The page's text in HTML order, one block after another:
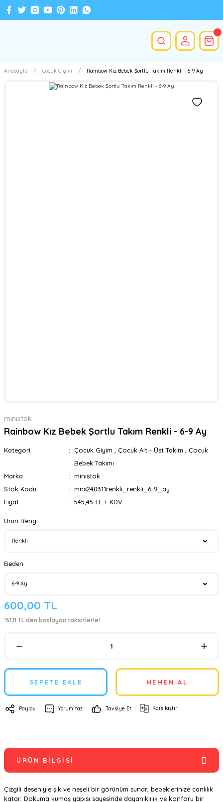
Anasayfa Çocuk Giyim Rainbow Kız Bebek Şortlu Takım Renkli - 6-9 Ay
ministok
Rainbow Kız Bebek Şortlu Takım Renkli - 6-9 Ay
Kategori Çocuk Giyim Çocuk Alt - Üst Takım
Çocuk
Bebek Takımı
Marka
ministok
Stok Kodu
mns240311renkli_renkli_6-9_ay
Fiyat
545,45 TL + KDV
Ürün Rengi
Beden
600,00 TL
*61,11 TL den başlayan taksitlerle!
SEPETE EKLE HEMEN AL
Paylaş Yorum Yaz Tavsiye Et Karşılaştır
ÜRÜN BILGISI
Çizgili deseniyle şık ve neşeli bir görünüm sunar, bebeklerinize canlılık
katar; Dokuma kumaş yapısı sayesinde dayanıklılık ve konforu bir